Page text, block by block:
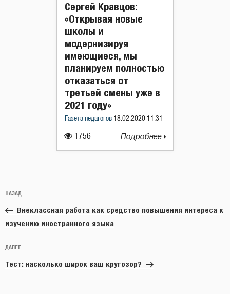
1756
Сергей Кравцов:
«Открывая новые
школы и
модернизируя
имеющиеся, мы
планируем полностью
отказаться от
третьей смены уже в
2021 году»
Газета педагогов 18.02.2020 11:31
Подробнее
по
записям
Предыдущая
запись:
НАЗАД
Внеклассная работа как средство повышения интереса к
изучению иностранного языка
Следующая
запись
ДАЛЕЕ
Тест: насколько широк ваш кругозор?